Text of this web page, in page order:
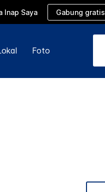
Inap Saya Gabung gratis
Foto